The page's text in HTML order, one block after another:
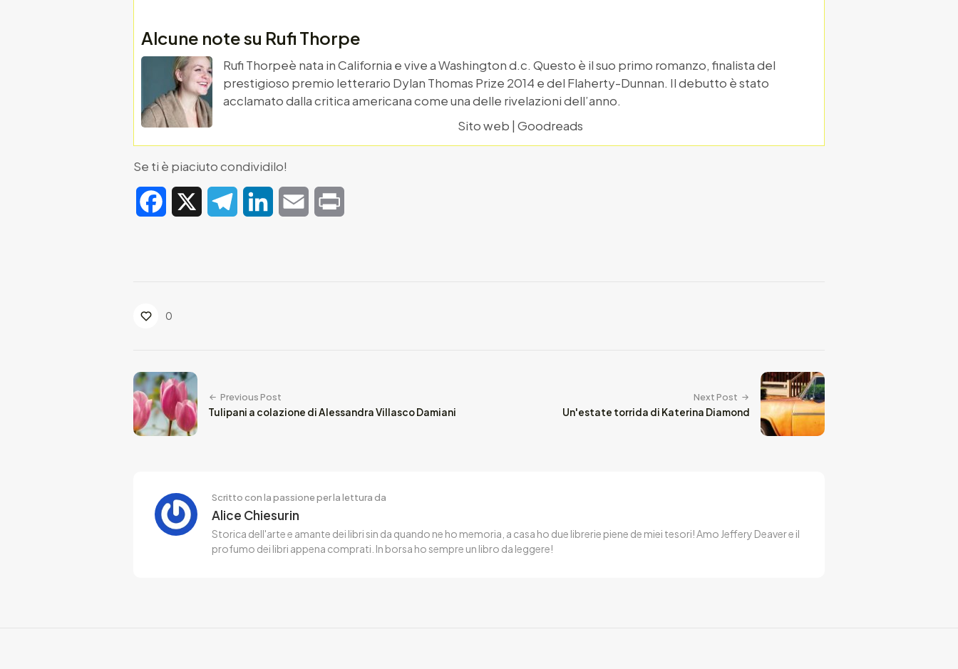
Alcune note su Rufi Thorpe
Rufi Thorpeè nata in California e vive a Washington d.c. Questo è il suo primo romanzo, finalista del
prestigioso premio letterario Dylan Thomas Prize 2014 e del Flaherty-Dunnan. Il debutto è stato
acclamato dalla critica americana come una delle rivelazioni dell’anno.
Sito web | Goodreads
Se ti è piaciuto condividilo!
Facebook TelegramLinkedIn Email
0
Previous Post
Tulipani a colazione di Alessandra Villasco Damiani
Next Post
Un'estate torrida di Katerina Diamond
Scritto con la passione per la lettura da
Alice Chiesurin
Storica dell'arte e amante dei libri sin da quando ne ho memoria, a casa ho due librerie piene de miei tesori! Amo Jeffery Deaver e il
profumo dei libri appena comprati. In borsa ho sempre un libro da leggere!